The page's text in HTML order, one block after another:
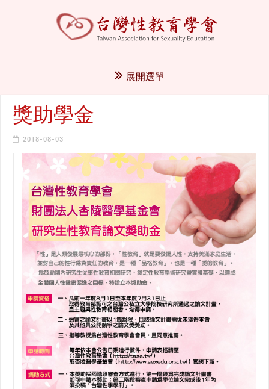
展開選單
獎助學金
2018-08-03